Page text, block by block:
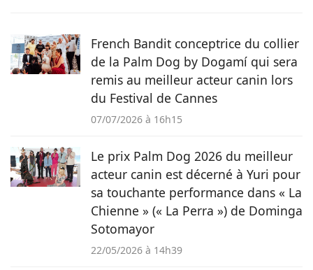
australien, des poules et même des pigeons voyageurs !
French Bandit conceptrice du collier
de la Palm Dog by Dogamí qui sera
remis au meilleur acteur canin lors
du Festival de Cannes
07/07/2026 à 16h15
Le prix Palm Dog 2026 du meilleur
acteur canin est décerné à Yuri pour
sa touchante performance dans « La
Chienne » (« La Perra ») de Dominga
Sotomayor
22/05/2026 à 14h39